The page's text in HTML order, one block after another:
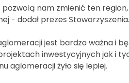
nam zmienić ten
- dodał prezes Stowarzyszenia.
jest bardzo ważna i
inwestycyjnych jak i
aglomeracji żyło się lepiej.